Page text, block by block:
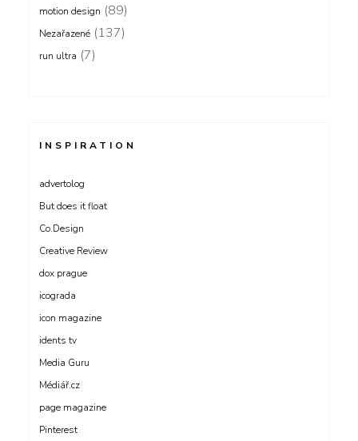
motion design (89)
Nezařazené (137)
run ultra (7)
INSPIRATION
advertolog
But does it float
Co.Design
Creative Review
dox prague
icograda
icon magazine
idents tv
Media Guru
Médiář.cz
page magazine
Pinterest